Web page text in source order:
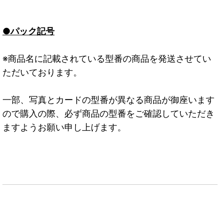
●パック記号
※商品名に記載されている型番の商品を発送させてい
ただいております。
一部、写真とカードの型番が異なる商品が御座います
ので購入の際、必ず商品の型番をご確認していただき
ますようお願い申し上げます。